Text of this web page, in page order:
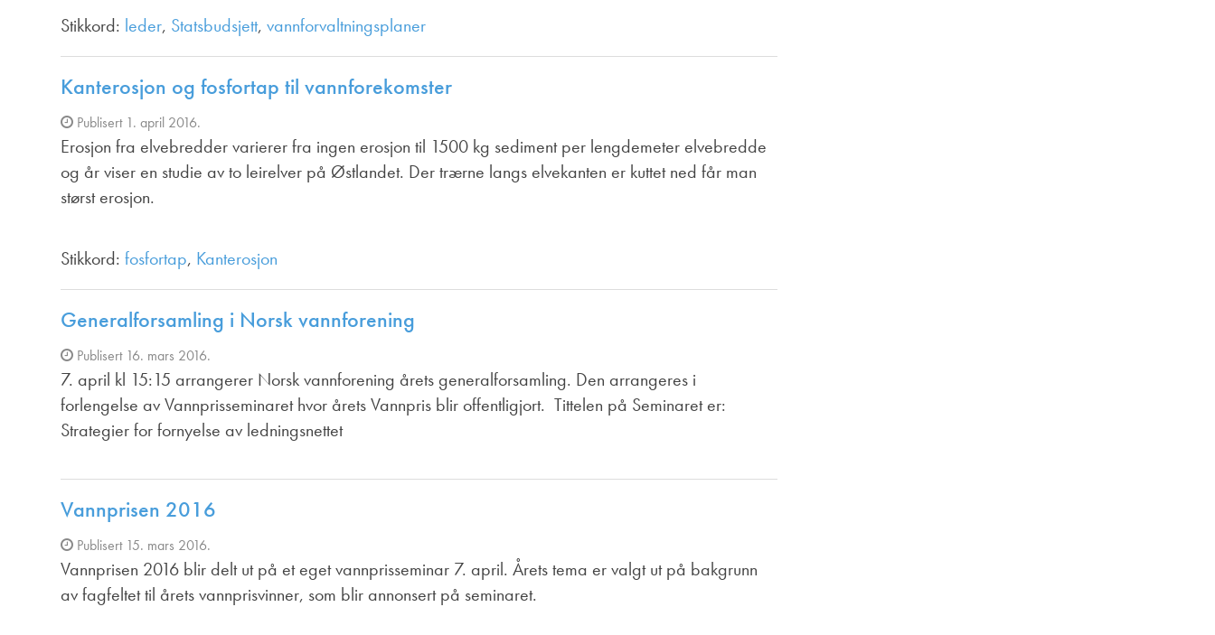
Stikkord: leder, Statsbudsjett, vannforvaltningsplaner
Kanterosjon og fosfortap til vannforekomster
Publisert 1. april 2016.
Erosjon fra elvebredder varierer fra ingen erosjon til 1500 kg sediment per lengdemeter elvebredde
og år viser en studie av to leirelver på Østlandet. Der trærne langs elvekanten er kuttet ned får man
størst erosjon.
Stikkord: fosfortap, Kanterosjon
Generalforsamling i Norsk vannforening
Publisert 16. mars 2016.
7. april kl 15:15 arrangerer Norsk vannforening årets generalforsamling. Den arrangeres i
forlengelse av Vannprisseminaret hvor årets Vannpris blir offentligjort. Tittelen på Seminaret er:
Strategier for fornyelse av ledningsnettet
Vannprisen 2016
Publisert 15. mars 2016.
Vannprisen 2016 blir delt ut på et eget vannprisseminar 7. april. Årets tema er valgt ut på bakgrunn
av fagfeltet til årets vannprisvinner, som blir annonsert på seminaret.